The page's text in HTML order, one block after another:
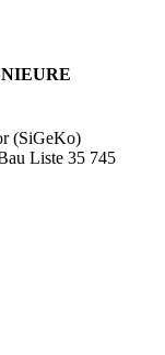
(SiGeKo)
Liste 35 745